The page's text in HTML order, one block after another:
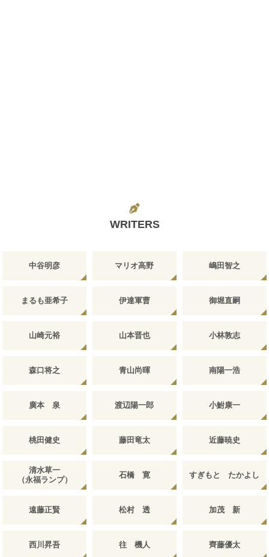
WRITERS
中谷明彦 マリオ高野 嶋田智之
まるも亜希子 伊達軍曹 御堀直嗣
山崎元裕 山本晋也 小林敦志
森口将之 青山尚暉 南陽一浩
廣本 泉 渡辺陽一郎 小鮒康一
桃田健史 藤田竜太 近藤暁史
清水草一
（永福ランプ）
石橋 寛 すぎもと たかよし
遠藤正賢 松村 透 加茂 新
西川昇吾 往 機人 齊藤優太